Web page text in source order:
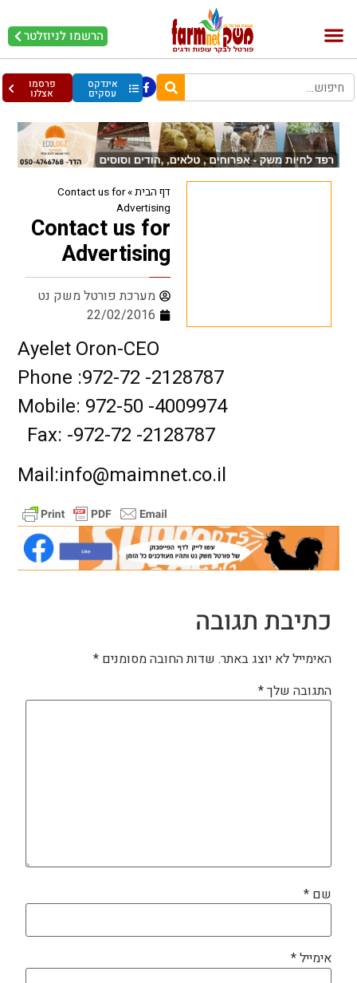
הרשמו לניוזלטר
אינדקס
עסקים
פרסמו
אצלנו
דף הבית»
Contact us for
Advertising
Contact us for
Advertising
מערכת פורטל משק נט
22/02/2016
Ayelet Oron-CEO
Phone :972-72 -2128787
Mobile: 972-50 -4009974
Fax: -972-72 -2128787
Mail:info@maimnet.co.il
כתיבת תגובה
האימייל לא יוצג באתר. שדות החובה מסומנים *
התגובה שלך*
שם *
אימייל*